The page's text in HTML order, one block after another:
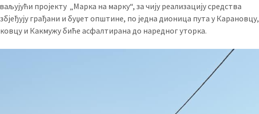
пројекту „Марка на марку“, за чију реализацију средства
грађани и буџет општине, по једна дионица пута у Карановцу,
и Какмужу биће асфалтирана до наредног уторка.